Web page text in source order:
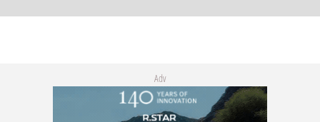
Adv